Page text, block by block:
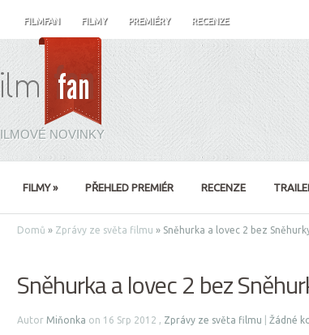
FILMFAN FILMY PREMIÉRY RECENZE
NOVINKY
FILMY» PŘEHLED PREMIÉR RECENZE
Domů » Zprávy ze světa filmu » Sněhurka a lovec 2 bez
Sněhurka a lovec 2 bez
Autor Miňonka on 16 Srp 2012 , Zprávy ze světa filmu Žádné